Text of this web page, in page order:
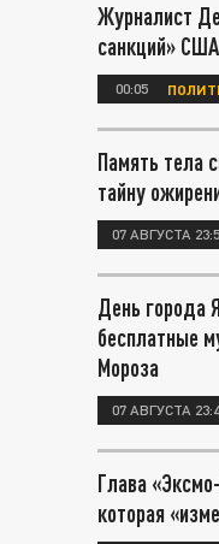
Журналист
санкций»
00:05
Память тела
тайну
07 АВГУСТА
День города
бесплатные
Мороза
07 АВГУСТА
Глава
которая